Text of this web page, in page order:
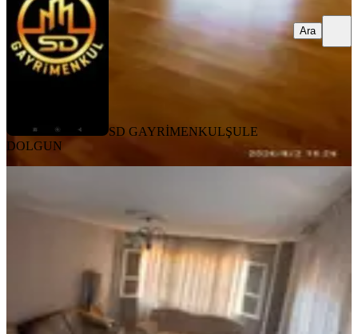
SD GAYRİMENKULŞULE
DOLGUN
Ara
Seyhan, Ziyapaşa Mahallesi
·130 m²·1. Kat·06.08.2026
10.000 ₺
Berfin Denk